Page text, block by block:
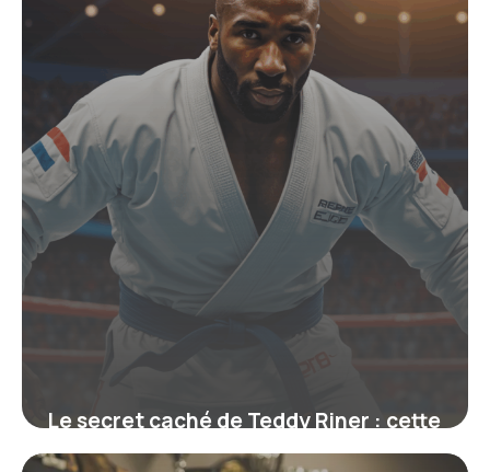
Le secret caché de Teddy Riner : cette
ceinture qui symbolise bien plus